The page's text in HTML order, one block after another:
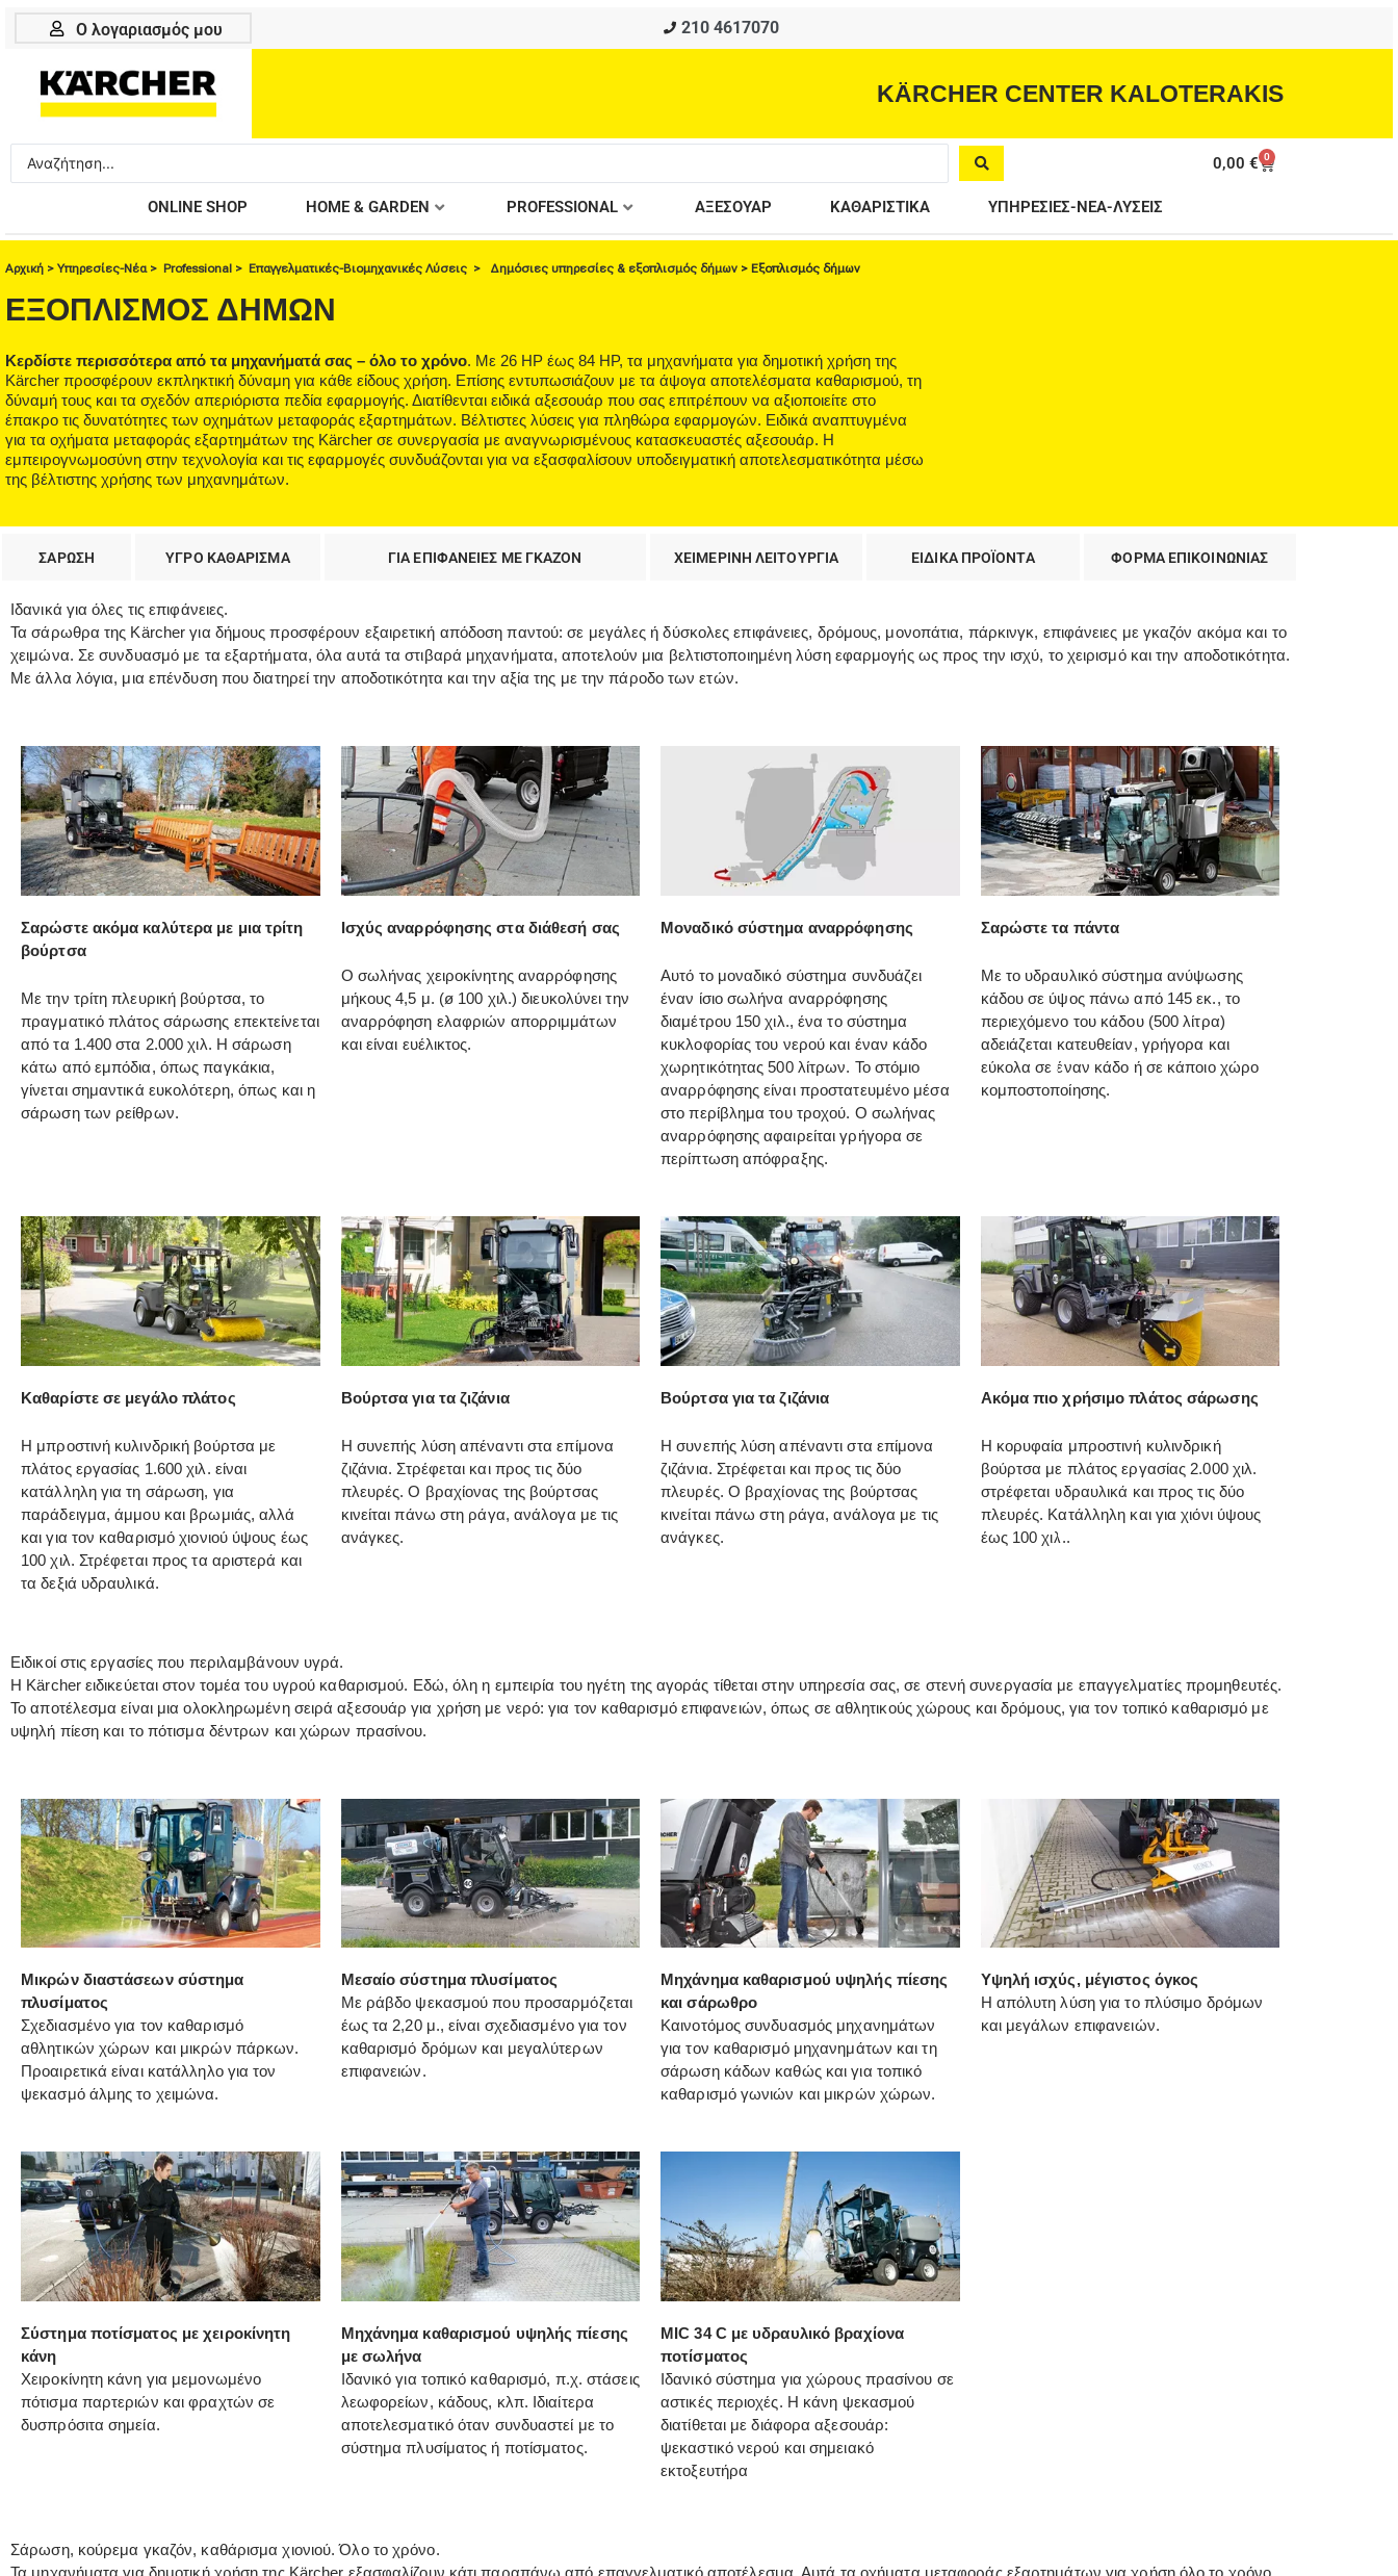
Μετάβαση
Ο λογαριασμός μου 210 4617070
KÄRCHER CENTER KALOTERAKIS
Search
...
0,00€ 0
Cart
ONLINE SHOP HOME & GARDEN PROFESSIONAL ΑΞΕΣΟΥΑΡ ΚΑΘΑΡΙΣΤΙΚΑ ΥΠΗΡΕΣΙΕΣ-ΝΕΑ-ΛΥΣΕΙΣ
Αρχική > Υπηρεσίες-Νέα > Professional > Eπαγγελματικές-Βιομηχανικές Λύσεις > Δημόσιες υπηρεσίες & εξοπλισμός δήμων > Εξοπλισμός δήμων
ΕΞΟΠΛΙΣΜΌΣ ΔΉΜΩΝ
Κερδίστε περισσότερα από τα μηχανήματά σας – όλο το χρόνο. Με 26 HP έως 84 HP, τα μηχανήματα για δημοτική χρήση της
Kärcher προσφέρουν εκπληκτική δύναμη για κάθε είδους χρήση. Επίσης εντυπωσιάζουν με τα άψογα αποτελέσματα καθαρισμού, τη
δύναμή τους και τα σχεδόν απεριόριστα πεδία εφαρμογής. Διατίθενται ειδικά αξεσουάρ που σας επιτρέπουν να αξιοποιείτε στο
έπακρο τις δυνατότητες των οχημάτων μεταφοράς εξαρτημάτων. Βέλτιστες λύσεις για πληθώρα εφαρμογών. Ειδικά αναπτυγμένα
για τα οχήματα μεταφοράς εξαρτημάτων της Kärcher σε συνεργασία με αναγνωρισμένους κατασκευαστές αξεσουάρ. Η
εμπειρογνωμοσύνη στην τεχνολογία και τις εφαρμογές συνδυάζονται για να εξασφαλίσουν υποδειγματική αποτελεσματικότητα μέσω
της βέλτιστης χρήσης των μηχανημάτων.
ΣΑΡΩΣΗ ΥΓΡΟ ΚΑΘΑΡΙΣΜΑ ΓΙΑ ΕΠΙΦΑΝΕΙΕΣ ΜΕ ΓΚΑΖΟΝ ΧΕΙΜΕΡΙΝΗ ΛΕΙΤΟΥΡΓΙΑ ΕΙΔΙΚΑ ΠΡΟΪΟΝΤΑ ΦΟΡΜΑ ΕΠΙΚΟΙΝΩΝΙΑΣ
Ιδανικά για όλες τις επιφάνειες.
Τα σάρωθρα της Kärcher για δήμους προσφέρουν εξαιρετική απόδοση παντού: σε μεγάλες ή δύσκολες επιφάνειες, δρόμους, μονοπάτια, πάρκινγκ, επιφάνειες με γκαζόν ακόμα και το
χειμώνα. Σε συνδυασμό με τα εξαρτήματα, όλα αυτά τα στιβαρά μηχανήματα, αποτελούν μια βελτιστοποιημένη λύση εφαρμογής ως προς την ισχύ, το χειρισμό και την αποδοτικότητα.
Με άλλα λόγια, μια επένδυση που διατηρεί την αποδοτικότητα και την αξία της με την πάροδο των ετών.
Σαρώστε ακόμα καλύτερα με μια τρίτη
βούρτσα
Με την τρίτη πλευρική βούρτσα, το
πραγματικό πλάτος σάρωσης επεκτείνεται
από τα 1.400 στα 2.000 χιλ. Η σάρωση
κάτω από εμπόδια, όπως παγκάκια,
γίνεται σημαντικά ευκολότερη, όπως και η
σάρωση των ρείθρων.
Ισχύς αναρρόφησης στα διάθεσή σας
Ο σωλήνας χειροκίνητης αναρρόφησης
μήκους 4,5 μ. (ø 100 χιλ.) διευκολύνει την
αναρρόφηση ελαφριών απορριμμάτων
και είναι ευέλικτος.
Μοναδικό σύστημα αναρρόφησης
Αυτό το μοναδικό σύστημα συνδυάζει
έναν ίσιο σωλήνα αναρρόφησης
διαμέτρου 150 χιλ., ένα το σύστημα
κυκλοφορίας του νερού και έναν κάδο
χωρητικότητας 500 λίτρων. Το στόμιο
αναρρόφησης είναι προστατευμένο μέσα
στο περίβλημα του τροχού. Ο σωλήνας
αναρρόφησης αφαιρείται γρήγορα σε
περίπτωση απόφραξης.
Σαρώστε τα πάντα
Με το υδραυλικό σύστημα ανύψωσης
κάδου σε ύψος πάνω από 145 εκ., το
περιεχόμενο του κάδου (500 λίτρα)
αδειάζεται κατευθείαν, γρήγορα και
εύκολα σε έναν κάδο ή σε κάποιο χώρο
κομποστοποίησης.
Καθαρίστε σε μεγάλο πλάτος
Η μπροστινή κυλινδρική βούρτσα με
πλάτος εργασίας 1.600 χιλ. είναι
κατάλληλη για τη σάρωση, για
παράδειγμα, άμμου και βρωμιάς, αλλά
και για τον καθαρισμό χιονιού ύψους έως
100 χιλ. Στρέφεται προς τα αριστερά και
τα δεξιά υδραυλικά.
Βούρτσα για τα ζιζάνια
Η συνεπής λύση απέναντι στα επίμονα
ζιζάνια. Στρέφεται και προς τις δύο
πλευρές. Ο βραχίονας της βούρτσας
κινείται πάνω στη ράγα, ανάλογα με τις
ανάγκες.
Βούρτσα για τα ζιζάνια
Η συνεπής λύση απέναντι στα επίμονα
ζιζάνια. Στρέφεται και προς τις δύο
πλευρές. Ο βραχίονας της βούρτσας
κινείται πάνω στη ράγα, ανάλογα με τις
ανάγκες.
Ακόμα πιο χρήσιμο πλάτος σάρωσης
Η κορυφαία μπροστινή κυλινδρική
βούρτσα με πλάτος εργασίας 2.000 χιλ.
στρέφεται υδραυλικά και προς τις δύο
πλευρές. Κατάλληλη και για χιόνι ύψους
έως 100 χιλ..
Ειδικοί στις εργασίες που περιλαμβάνουν υγρά.
Η Kärcher ειδικεύεται στον τομέα του υγρού καθαρισμού. Εδώ, όλη η εμπειρία του ηγέτη της αγοράς τίθεται στην υπηρεσία σας, σε στενή συνεργασία με επαγγελματίες προμηθευτές.
Το αποτέλεσμα είναι μια ολοκληρωμένη σειρά αξεσουάρ για χρήση με νερό: για τον καθαρισμό επιφανειών, όπως σε αθλητικούς χώρους και δρόμους, για τον τοπικό καθαρισμό με
υψηλή πίεση και το πότισμα δέντρων και χώρων πρασίνου.
Μικρών διαστάσεων σύστημα
πλυσίματος
Σχεδιασμένο για τον καθαρισμό
αθλητικών χώρων και μικρών πάρκων.
Προαιρετικά είναι κατάλληλο για τον
ψεκασμό άλμης το χειμώνα.
Μεσαίο σύστημα πλυσίματος
Με ράβδο ψεκασμού που προσαρμόζεται
έως τα 2,20 μ., είναι σχεδιασμένο για τον
καθαρισμό δρόμων και μεγαλύτερων
επιφανειών.
Μηχάνημα καθαρισμού υψηλής πίεσης
και σάρωθρο
Καινοτόμος συνδυασμός μηχανημάτων
για τον καθαρισμό μηχανημάτων και τη
σάρωση κάδων καθώς και για τοπικό
καθαρισμό γωνιών και μικρών χώρων.
Υψηλή ισχύς, μέγιστος όγκος
Η απόλυτη λύση για το πλύσιμο δρόμων
και μεγάλων επιφανειών.
Σύστημα ποτίσματος με χειροκίνητη
κάνη
Χειροκίνητη κάνη για μεμονωμένο
πότισμα παρτεριών και φραχτών σε
δυσπρόσιτα σημεία.
Μηχάνημα καθαρισμού υψηλής πίεσης
με σωλήνα
Ιδανικό για τοπικό καθαρισμό, π.χ. στάσεις
λεωφορείων, κάδους, κλπ. Ιδιαίτερα
αποτελεσματικό όταν συνδυαστεί με το
σύστημα πλυσίματος ή ποτίσματος.
MIC 34 C με υδραυλικό βραχίονα
ποτίσματος
Ιδανικό σύστημα για χώρους πρασίνου σε
αστικές περιοχές. Η κάνη ψεκασμού
διατίθεται με διάφορα αξεσουάρ:
ψεκαστικό νερού και σημειακό
εκτοξευτήρα
Σάρωση, κούρεμα γκαζόν, καθάρισμα χιονιού. Όλο το χρόνο.
Τα μηχανήματα για δημοτική χρήση της Kärcher εξασφαλίζουν κάτι παραπάνω από επαγγελματικό αποτέλεσμα. Αυτά τα οχήματα μεταφοράς εξαρτημάτων για χρήση όλο το χρόνο